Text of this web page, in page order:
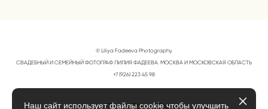
© Liliya Fadeeva Photography
СВАДЕБНЫЙ И СЕМЕЙНЫЙ ФОТОГРАФ ЛИЛИЯ ФАДЕЕВА. МОСКВА И МОСКОВСКАЯ ОБЛАСТЬ
+7 (926) 223 45 98
Наш сайт использует файлы cookie чтобы улучшить